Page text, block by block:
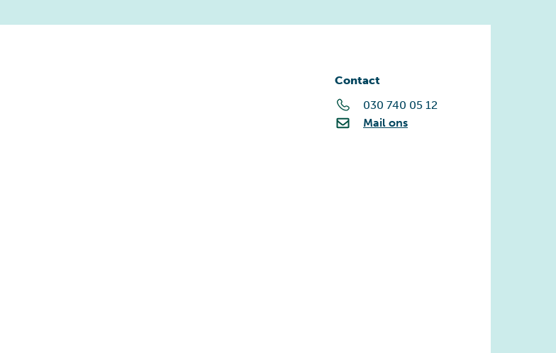
Contact
030 740 05 12
Mail ons